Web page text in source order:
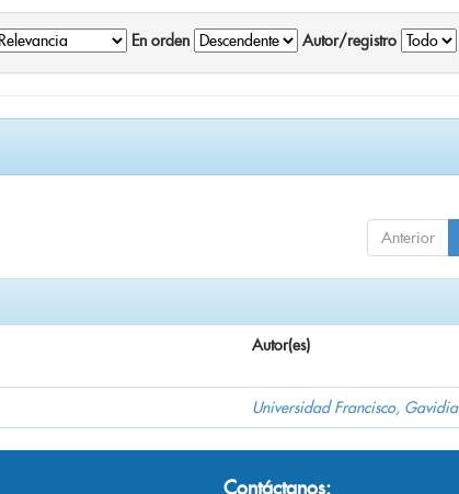
En orden Autor/registro
Anterior
Autor(es)
Universidad Francisco, Gavidia
Contáctanos: